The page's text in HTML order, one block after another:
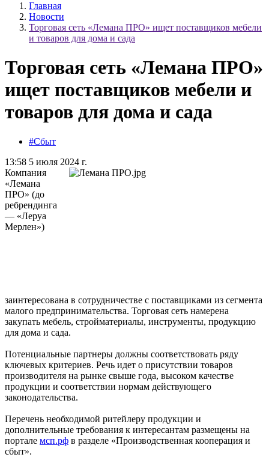
Главная
Новости
Торговая сеть «Лемана ПРО» ищет поставщиков мебели
и товаров для дома и сада
Торговая сеть «Лемана ПРО»
ищет поставщиков мебели и
товаров для дома и сада
#Сбыт
13:58 5 июля 2024 г.
Компания
«Лемана
ПРО» (до
ребрендинга
— «Леруа
Мерлен»)
заинтересована в сотрудничестве с поставщиками из сегмента
малого предпринимательства. Торговая сеть намерена
закупать мебель, стройматериалы, инструменты, продукцию
для дома и сада.
Потенциальные партнеры должны соответствовать ряду
ключевых критериев. Речь идет о присутствии товаров
производителя на рынке свыше года, высоком качестве
продукции и соответствии нормам действующего
законодательства.
Перечень необходимой ритейлеру продукции и
дополнительные требования к интересантам размещены на
портале мсп.рф в разделе «Производственная кооперация и
сбыт».